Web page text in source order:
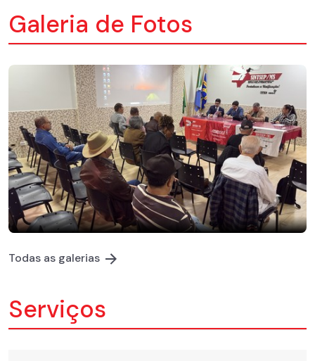
Galeria de Fotos
Todas as galerias
Serviços